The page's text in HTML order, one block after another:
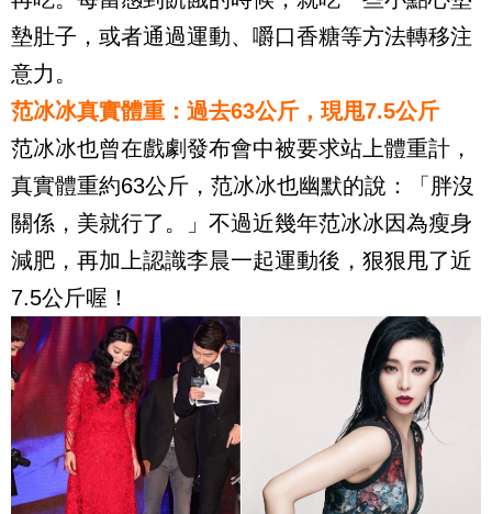
墊肚子，或者通過運動、嚼口香糖等方法轉移注
意力。
范冰冰真實體重：過去63公斤，現甩7.5公斤
范冰冰也曾在戲劇發布會中被要求站上體重計，
真實體重約63公斤，范冰冰也幽默的說：「胖沒
關係，美就行了。」不過近幾年范冰冰因為瘦身
減肥，再加上認識李晨一起運動後，狠狠甩了近
7.5公斤喔！